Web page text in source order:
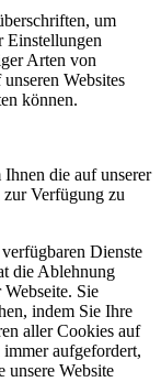
um
Einstellungen
Arten von
Websites
können.
die auf unserer
zur Verfügung zu
Dienste
die Ablehnung
Sie
indem Sie Ihre
aller Cookies auf
aufgefordert,
unsere Website